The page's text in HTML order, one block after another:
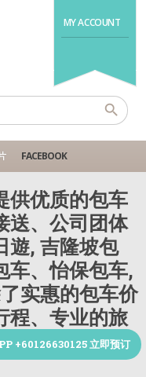
MY ACCOUNT
FACEBOOK
供优质的包车
送、公司团体
遊, 吉隆坡包
车、怡保包车,
实惠的包车价
程、专业的旅
+60126630125 立即预订